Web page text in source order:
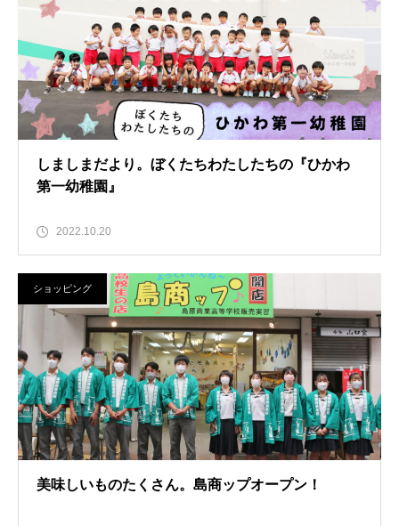
しましまだより。ぼくたちわたしたちの『ひかわ
第一幼稚園』
2022.10.20
ショッピング
美味しいものたくさん。島商ップオープン！